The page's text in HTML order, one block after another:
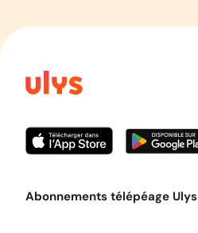
Abonnements télépéage Ulys